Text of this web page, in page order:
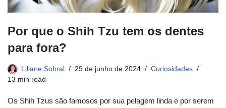
Por que o Shih Tzu tem os dentes
para fora?
Liliane Sobral 29 de junho de 2024
Curiosidades
13 min read
Os Shih Tzus são famosos por sua pelagem linda e por serem